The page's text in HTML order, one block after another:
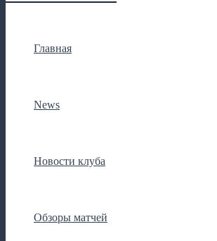
Главная
News
Новости клуба
Обзоры матчей